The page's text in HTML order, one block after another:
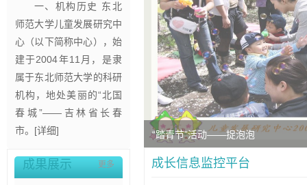
一、机构历史 东北
师范大学儿童发展研究中
心（以下简称中心），始
建于2004年11月，是隶
属于东北师范大学的科研
机构，地处美丽的“北国
春城”——吉林省长春
市。[详细]
成果展示 更多
“踏青节”活动——捉泡泡
成长信息监控平台